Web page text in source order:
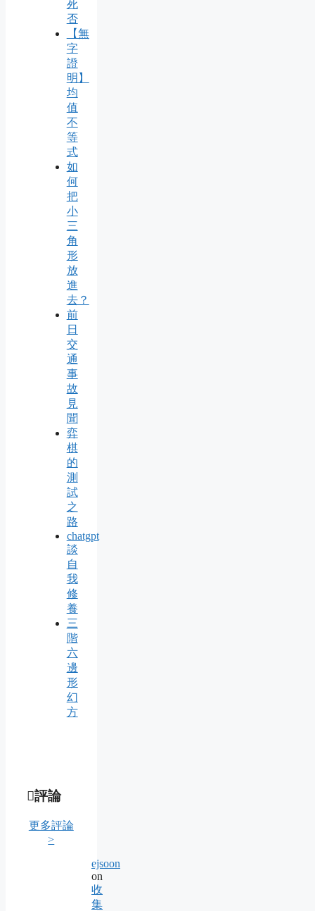
死
否
【無
字
證
明】
均
值
不
等
式
如
何
把
小
三
角
形
放
進
去？
前
日
交
通
事
故
見
聞
弈
棋
的
測
試
之
路
chatgpt
談
自
我
修
養
三
階
六
邊
形
幻
方
評論
更多評論
>
ejsoon
on
收
集